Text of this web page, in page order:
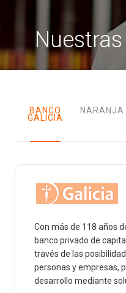
BANCO
GALICIA
NARANJA
Con más de 118 años
banco privado de
través de las
personas y empresas,
desarrollo mediante